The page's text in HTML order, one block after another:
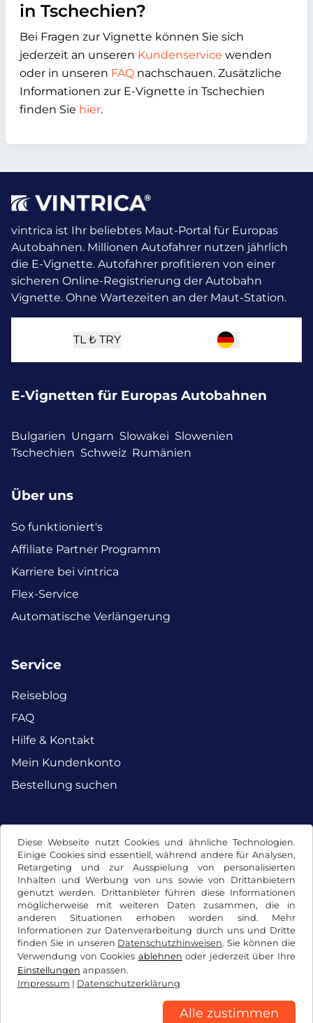
Diese Webseite nutzt Cookies und ähnliche Technologien.
Einige Cookies sind essentiell, während andere für Analysen,
Retargeting und zur Ausspielung von personalisierten
Inhalten und Werbung von uns sowie von Drittanbietern
genutzt werden. Drittanbieter führen diese Informationen
möglicherweise mit weiteren Daten zusammen, die in
anderen Situationen erhoben worden sind. Mehr
Informationen zur Datenverarbeitung durch uns und Dritte
finden Sie in unseren Datenschutzhinweisen. Sie können die
Verwendung von Cookies ablehnen oder jederzeit über Ihre
Einstellungen anpassen.
Impressum | Datenschutzerklärung
Alle zustimmen
in Tschechien?
Bei Fragen zur Vignette können Sie sich
jederzeit an unseren Kundenservice wenden
oder in unseren FAQ nachschauen. Zusätzliche
Informationen zur E-Vignette in Tschechien
finden Sie hier.
vintrica ist Ihr beliebtes Maut-Portal für Europas
Autobahnen. Millionen Autofahrer nutzen jährlich
die E-Vignette. Autofahrer profitieren von einer
sicheren Online-Registrierung der Autobahn
Vignette. Ohne Wartezeiten an der Maut-Station.
TL ₺ TRY
E-Vignetten für Europas Autobahnen
Bulgarien Ungarn Slowakei Slowenien
Tschechien Schweiz Rumänien
Über uns
So funktioniert's
Affiliate Partner Programm
Karriere bei vintrica
Flex-Service
Automatische Verlängerung
Service
Reiseblog
FAQ
Hilfe & Kontakt
Mein Kundenkonto
Bestellung suchen
Facebook Instagram
AGB / Widerrufsrecht
Datenschutzerklärung
Impressum